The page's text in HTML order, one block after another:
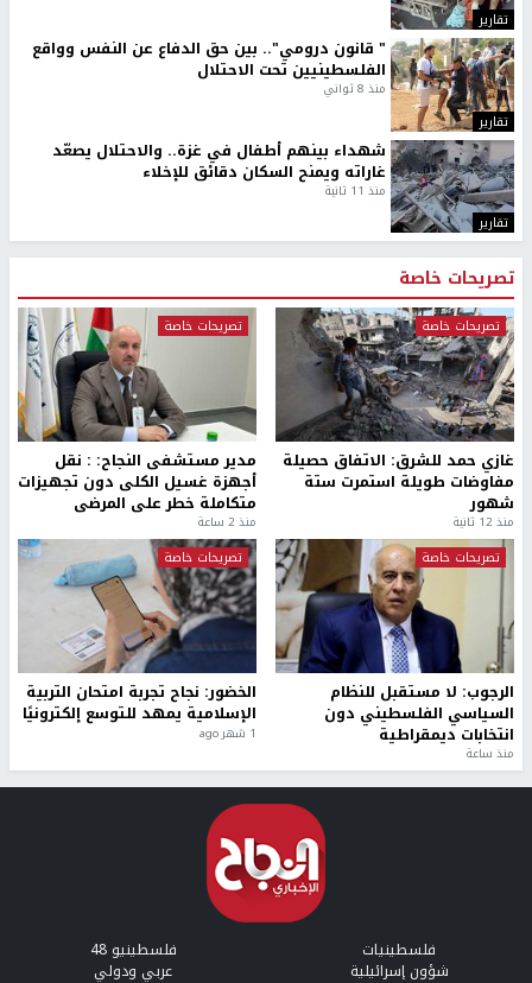
تقارير
تقارير
" قانون درومي".. بين حق الدفاع عن النفس وواقع
الفلسطينيين تحت الاحتلال
منذ 8 ثواني
تقارير
شهداء بينهم أطفال في غزة.. والاحتلال يصعّد
غاراته ويمنح السكان دقائق للإخلاء
منذ 11 ثانية
تصريحات خاصة
تصريحات خاصة
غازي حمد للشرق: الاتفاق حصيلة
مفاوضات طويلة استمرت ستة
شهور
منذ 12 ثانية
تصريحات خاصة
مدير مستشفى النجاح: : نقل
أجهزة غسيل الكلى دون تجهيزات
متكاملة خطر على المرضى
منذ 2 ساعة
تصريحات خاصة
الرجوب: لا مستقبل للنظام
السياسي الفلسطيني دون
انتخابات ديمقراطية
منذ ساعة
تصريحات خاصة
الخضور: نجاح تجربة امتحان التربية
الإسلامية يمهد للتوسع إلكترونيًا
1 شهر ago
فلسطينيات فلسطينيو 48
شؤون إسرائيلية عربي ودولي